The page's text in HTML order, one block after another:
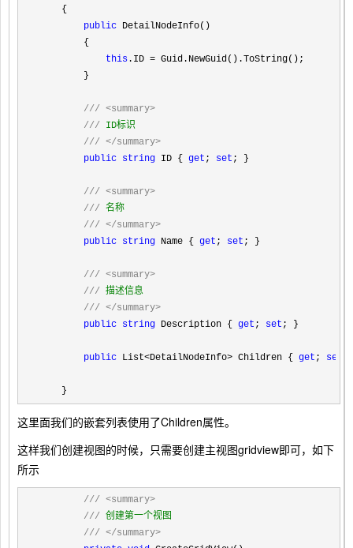
    {
public DetailNodeInfo()
        {
this .ID = Guid.NewGuid().ToString();
        }
/// <summary>
/// ID标识
/// </summary>
public string ID { get ; set ; }
/// <summary>
/// 名称
/// </summary>
public string Name { get ; set ; }
/// <summary>
/// 描述信息
/// </summary>
public string Description { get ; set ; }
public List<DetailNodeInfo> Children { get ; set
    }
这里面我们的嵌套列表使用了Children属性。
这样我们创建视图的时候，只需要创建主视图gridview即可，如下
所示
/// <summary>
/// 创建第一个视图
/// </summary>